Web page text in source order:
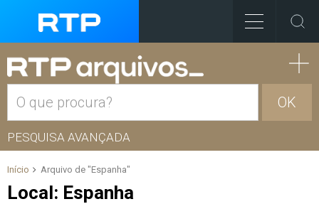
OK
PESQUISA AVANÇADA
Início Arquivo de "Espanha"
Local: Espanha